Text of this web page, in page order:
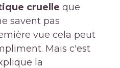
cruelle que
savent pas
vue cela peut
Mais c'est
la